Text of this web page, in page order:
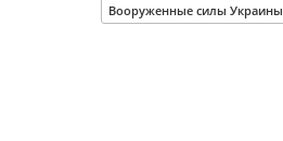
Вооруженные силы Украины